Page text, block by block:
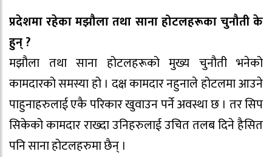
प्रदेशमा रहेका मझौला तथा साना होटलहरूका चुनौती के
हुन् ?
मझौला तथा साना होटलहरूको मुख्य चुनौती भनेको
कामदारको समस्या हो । दक्ष कामदार नहुनाले होटलमा आउने
पाहुनाहरुलाई एकै परिकार खुवाउन पर्ने अवस्था छ । तर सिप
सिकेको कामदार राख्दा उनिहरुलाई उचित तलब दिने हैसित
पनि साना होटलहरुमा छैन् ।